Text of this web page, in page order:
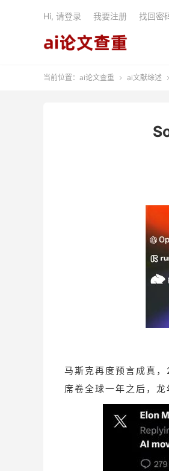
Hi, 请登录 我要注册 找回密
当前位置： ai论文查重  ai文献综述 
马斯克再度预言成真
席卷全球一年之后，龙